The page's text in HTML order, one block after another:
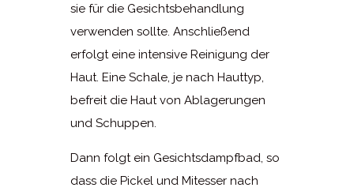
sie für die Gesichtsbehandlung
verwenden sollte. Anschließend
erfolgt eine intensive Reinigung der
Haut. Eine Schale, je nach Hauttyp,
befreit die Haut von Ablagerungen
und Schuppen.
Dann folgt ein Gesichtsdampfbad, so
dass die Pickel und Mitesser nach